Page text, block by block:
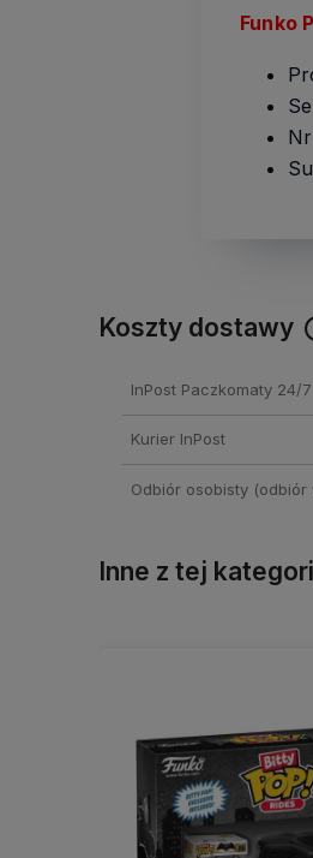
Funko
Koszty dostawy
InPost Paczkomaty 24/7
Kurier InPost
Odbiór osobisty(odbiór
Inne z tej